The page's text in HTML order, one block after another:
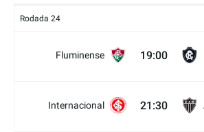
Rodada 24
Fluminense 19:00
Internacional 21:30